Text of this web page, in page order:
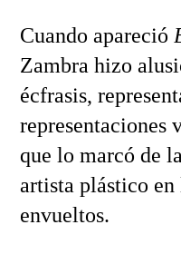
Cuando apareció
Zambra hizo
écfrasis,
representaciones
que lo marcó de
artista plástico en
envueltos.